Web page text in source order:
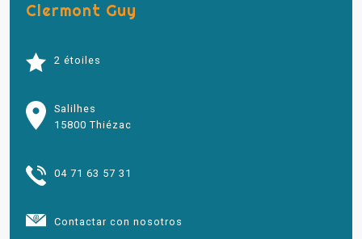
Clermont Guy
2 étoiles
Salilhes
15800 Thiézac
04 71 63 57 31
Contactar con nosotros